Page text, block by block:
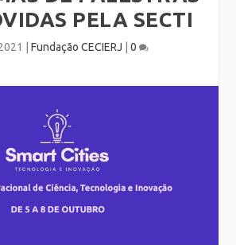
PELA SECTI
Fundação CECIERJ 0